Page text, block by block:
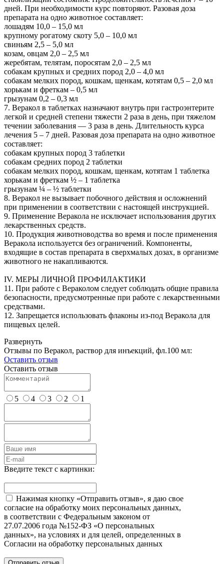
дней. При необходимости курс повторяют. Разовая доза
препарата на одно животное составляет:
лошадям 10,0 – 15,0 мл
крупному рогатому скоту 5,0 – 10,0 мл
свиньям 2,5 – 5,0 мл
козам, овцам 2,0 – 2,5 мл
жеребятам, телятам, поросятам 2,0 – 2,5 мл
собакам крупных и средних пород 2,0 – 4,0 мл
собакам мелких пород, кошкам, щенкам, котятам 0,5 – 2,0 мл
хорькам и фреткам – 0,5 мл
грызунам 0,2 – 0,3 мл
7. Веракол в таблетках назначают внутрь при гастроэнтерите
легкой и средней степени тяжести 2 раза в день, при тяжелом
течении заболевания — 3 раза в день. Длительность курса
лечения 5 – 7 дней. Разовая доза препарата на одно животное
составляет:
собакам крупных пород 3 таблетки
собакам средних пород 2 таблетки
собакам мелких пород, кошкам, щенкам, котятам 1 таблетка
хорькам и фреткам ½ – 1 таблетка
грызунам ¼ – ½ таблетки
8. Веракол не вызывает побочного действия и осложнений
при применении в соответствии с настоящей инструкцией.
9. Применение Веракола не исключает использования других
лекарственных средств.
10. Продукция животноводства во время и после применения
Веракола используется без ограничений. Компоненты,
входящие в состав препарата в сверхмалых дозах, в организме
животного не накапливаются.
IV. МЕРЫ ЛИЧНОЙ ПРОФИЛАКТИКИ
11. При работе с Вераколом следует соблюдать общие правила
безопасности, предусмотренные при работе с лекарственными
средствами.
12. Запрещается использовать флаконы из-под Веракола для
пищевых целей.
Развернуть
Отзывы по Веракол, раствор для инъекций, фл.100 мл:
Оставить отзыв
Оставить отзыв
5 4 3 2 1
Введите текст с картинки:
Нажимая кнопку «Отправить отзыв», я даю свое
согласие на обработку моих персональных данных,
в соответствии с Федеральным законом от
27.07.2006 года №152-ФЗ «О персональных
данных», на условиях и для целей, определенных в
Согласии на обработку персональных данных